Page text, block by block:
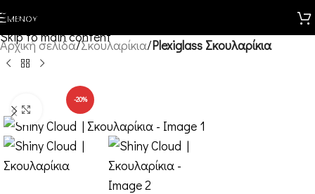
Skip to navigation
Skip to main content
ΜΕΝΟΎ
Αρχική σελίδα Σκουλαρίκια Plexiglass Σκουλαρίκια
-20%
Κλικ για μεγέθυνση